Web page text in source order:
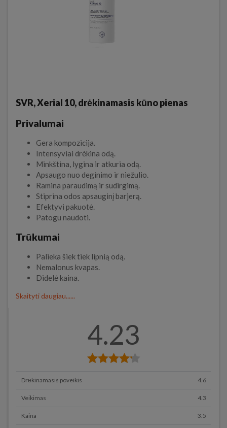
SVR, Xerial 10, drėkinamasis kūno pienas
Privalumai
Gera kompozicija.
Intensyviai drėkina odą.
Minkština, lygina ir atkuria odą.
Apsaugo nuo deginimo ir niežulio.
Ramina paraudimą ir sudirgimą.
Stiprina odos apsauginį barjerą.
Efektyvi pakuotė.
Patogu naudoti.
Trūkumai
Palieka šiek tiek lipnią odą.
Nemalonus kvapas.
Didelė kaina.
Skaityti daugiau......
4.23
Drėkinamasis poveikis 4.6
Veikimas 4.3
Kaina 3.5